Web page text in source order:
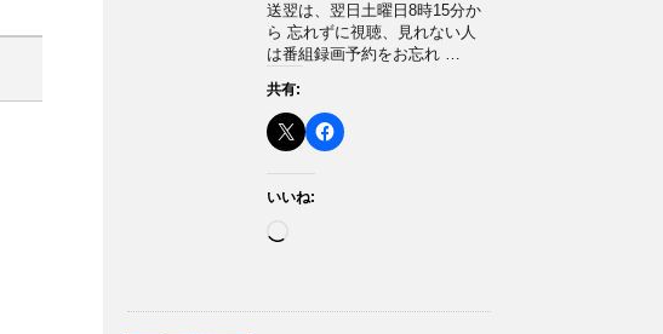
送翌は、翌日土曜日8時15分か
ら 忘れずに視聴、見れない人
は番組録画予約をお忘れ …
共有:
いいね:
み